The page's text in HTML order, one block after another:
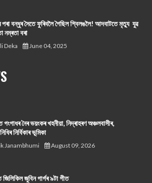
পৰা বন্ধুৰ সৈতে ফুৰিবলৈ গৈছিল শ্বিলঙলৈ! আদবাটতে মৃত্যু যুৱ
নম্ৰতা বৰা
Deka June 04, 2025
নৈৰ ভয়ংকৰ খহনীয়া, নিদ্ৰাহৰণ অঞ্চলবাসীৰ,
নিৰ্বিকাৰ ভূমিকা
Janambhumi August 09, 2026
জিলিকিল জুবিন গাৰ্গৰ ৯টা গীত